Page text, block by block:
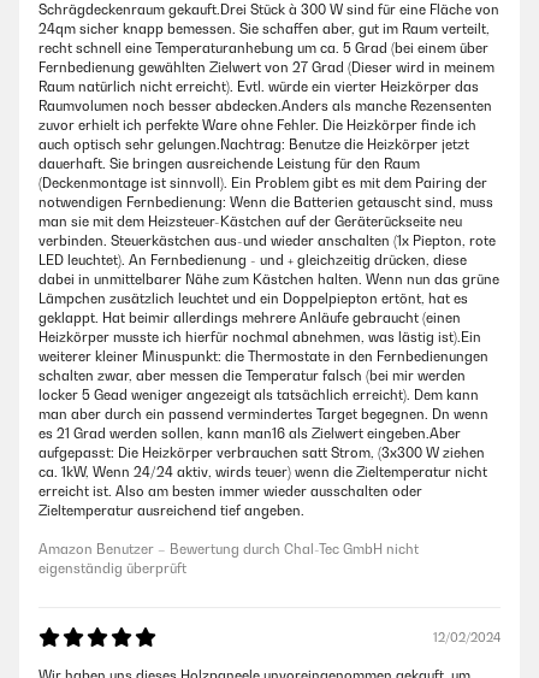
Schrägdeckenraum gekauft.Drei Stück à 300 W sind für eine Fläche von
24qm sicher knapp bemessen. Sie schaffen aber, gut im Raum verteilt,
recht schnell eine Temperaturanhebung um ca. 5 Grad (bei einem über
Fernbedienung gewählten Zielwert von 27 Grad (Dieser wird in meinem
Raum natürlich nicht erreicht). Evtl. würde ein vierter Heizkörper das
Raumvolumen noch besser abdecken.Anders als manche Rezensenten
zuvor erhielt ich perfekte Ware ohne Fehler. Die Heizkörper finde ich
auch optisch sehr gelungen.Nachtrag: Benutze die Heizkörper jetzt
dauerhaft. Sie bringen ausreichende Leistung für den Raum
(Deckenmontage ist sinnvoll). Ein Problem gibt es mit dem Pairing der
notwendigen Fernbedienung: Wenn die Batterien getauscht sind, muss
man sie mit dem Heizsteuer-Kästchen auf der Geräterückseite neu
verbinden. Steuerkästchen aus-und wieder anschalten (1x Piepton, rote
LED leuchtet). An Fernbedienung - und + gleichzeitig drücken, diese
dabei in unmittelbarer Nähe zum Kästchen halten. Wenn nun das grüne
Lämpchen zusätzlich leuchtet und ein Doppelpiepton ertönt, hat es
geklappt. Hat beimir allerdings mehrere Anläufe gebraucht (einen
Heizkörper musste ich hierfür nochmal abnehmen, was lästig ist).Ein
weiterer kleiner Minuspunkt: die Thermostate in den Fernbedienungen
schalten zwar, aber messen die Temperatur falsch (bei mir werden
locker 5 Gead weniger angezeigt als tatsächlich erreicht). Dem kann
man aber durch ein passend vermindertes Target begegnen. Dn wenn
es 21 Grad werden sollen, kann man16 als Zielwert eingeben.Aber
aufgepasst: Die Heizkörper verbrauchen satt Strom, (3x300 W ziehen
ca. 1kW, Wenn 24/24 aktiv, wirds teuer) wenn die Zieltemperatur nicht
erreicht ist. Also am besten immer wieder ausschalten oder
Zieltemperatur ausreichend tief angeben.
Amazon Benutzer – Bewertung durch Chal-Tec GmbH nicht
eigenständig überprüft
12/02/2024